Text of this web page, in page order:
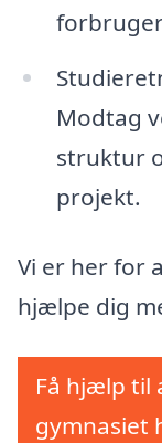
Modtag
struktur
projekt.
Vi er her for
hjælpe dig
Få hjælp til
gymnasiet